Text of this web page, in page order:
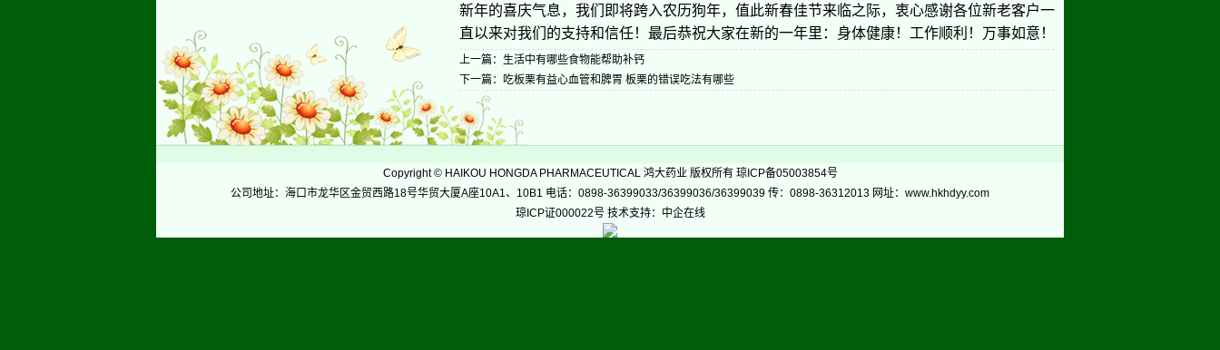
新年的喜庆气息，我们即将跨入农历狗年，值此新春佳节来临之际，衷心感谢各位新老客户一
直以来对我们的支持和信任！最后恭祝大家在新的一年里：身体健康！工作顺利！万事如意！
上一篇： 生活中有哪些食物能帮助补钙
下一篇： 吃板栗有益心血管和脾胃 板栗的错误吃法有哪些
Copyright©HAIKOU HONGDA PHARMACEUTICAL 鸿大药业 版权所有 琼ICP备05003854号
公司地址：海口市龙华区金贸西路18号华贸大厦A座10A1、10B1 电话：0898-36399033/36399036/36399039 传：0898-36312013 网址：www.hkhdyy.com
琼ICP证000022号 技术支持：中企在线